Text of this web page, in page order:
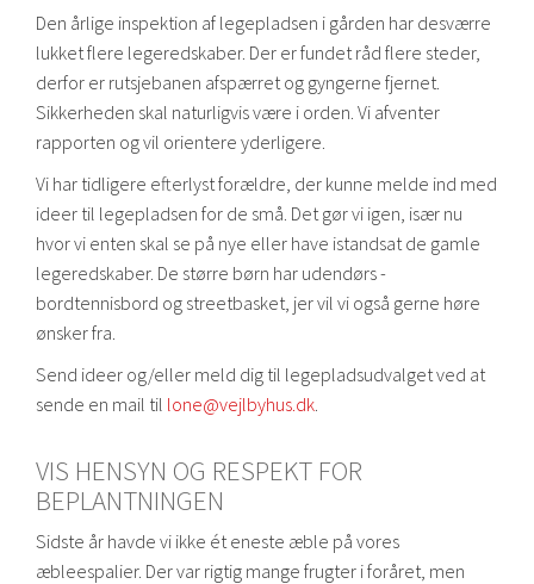
Den årlige inspektion af legepladsen i gården har desværre
lukket flere legeredskaber. Der er fundet råd flere steder,
derfor er rutsjebanen afspærret og gyngerne fjernet.
Sikkerheden skal naturligvis være i orden. Vi afventer
rapporten og vil orientere yderligere.
Vi har tidligere efterlyst forældre, der kunne melde ind med
ideer til legepladsen for de små. Det gør vi igen, især nu
hvor vi enten skal se på nye eller have istandsat de gamle
legeredskaber. De større børn har udendørs -
bordtennisbord og streetbasket, jer vil vi også gerne høre
ønsker fra.
Send ideer og/eller meld dig til legepladsudvalget ved at
sende en mail til lone@vejlbyhus.dk.
VIS HENSYN OG RESPEKT FOR
BEPLANTNINGEN
Sidste år havde vi ikke ét eneste æble på vores
æbleespalier. Der var rigtig mange frugter i foråret, men